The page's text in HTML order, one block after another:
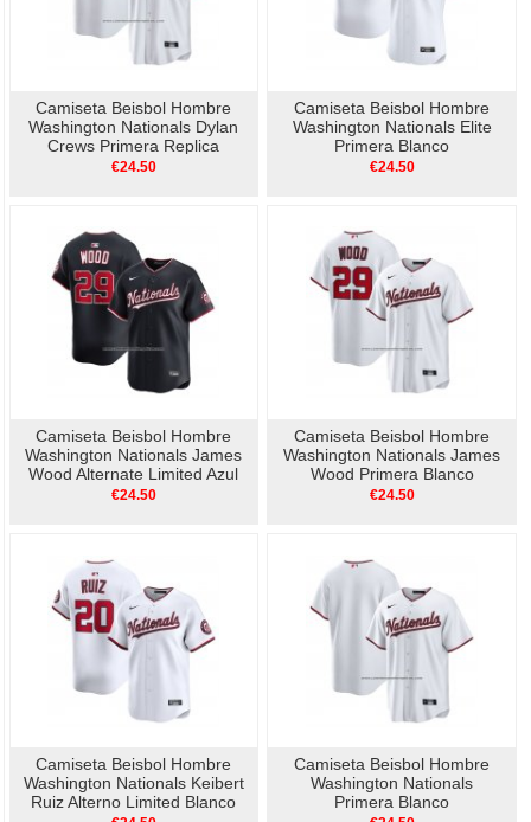
Camiseta Beisbol Hombre
Washington Nationals Dylan
Crews Primera Replica
Blanco
€24.50
Camiseta Beisbol Hombre
Washington Nationals Elite
Primera Blanco
€24.50
Camiseta Beisbol Hombre
Washington Nationals James
Wood Alternate Limited Azul
€24.50
Camiseta Beisbol Hombre
Washington Nationals James
Wood Primera Blanco
€24.50
Camiseta Beisbol Hombre
Washington Nationals Keibert
Ruiz Alterno Limited Blanco
Camiseta Beisbol Hombre
Washington Nationals
Primera Blanco